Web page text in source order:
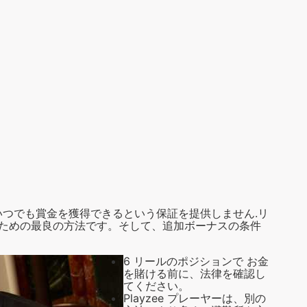
でも賞金を獲得できるという保証を提供しません.リ
の最良の方法です。そして、追加ボーナスの条件
6 リールのポジションで お金
を賭ける前に、法律を確認し
てください。
Playzee プレーヤーは、別の